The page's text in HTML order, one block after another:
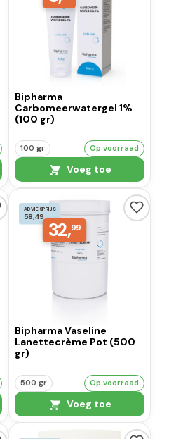
Bipharma
Carbomeerwatergel 1%
(100 gr)
100 gr Op voorraad
Voeg toe
ADVIESPRIJS
58,49
32,99
Bipharma Vaseline
Lanettecrème Pot (500
gr)
500 gr Op voorraad
Voeg toe